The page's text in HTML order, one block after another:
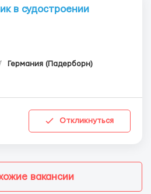
в судостроении
Германия (Падерборн)
Откликнуться
вакансии